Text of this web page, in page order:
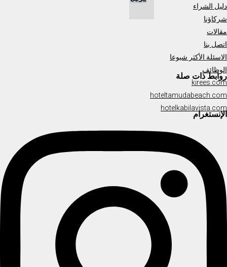
دليل الشراء
شركاؤنا
مقالات
اتصل بنا
الاسئلة الأكثر شيوعا
الوظائف
روابط ذات صلة
kirees.com
hoteltamudabeach.com
hotelkabilavista.com
الإنستغرام